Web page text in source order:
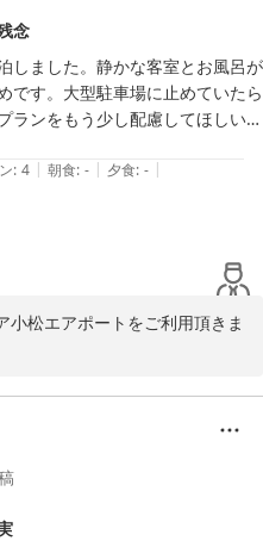
念
しました。静かな客室とお風呂が
です。大型駐車場に止めていたら
ランをもう少し配慮してほしいで
: 4 | 朝食: - | 夕食: - |
小松エアポートをご利用頂きま
まして、ご不便をおかけしまし
て、早急に見直しと改善を図